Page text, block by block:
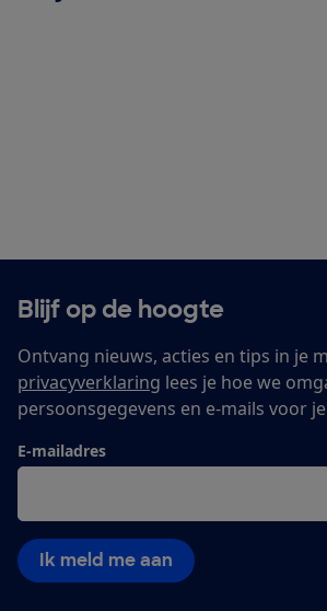
Blijf op de hoogte
Ontvang nieuws, acties en tips in je
privacyverklaring lees je hoe we
persoonsgegevens en e-mails voor
E-mailadres
Ik meld me aan